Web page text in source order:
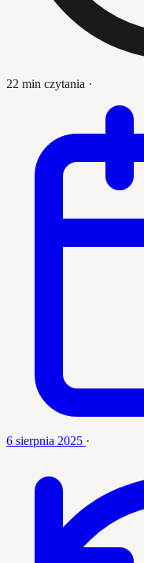
22 min czytania ·
6 sierpnia 2025 ·